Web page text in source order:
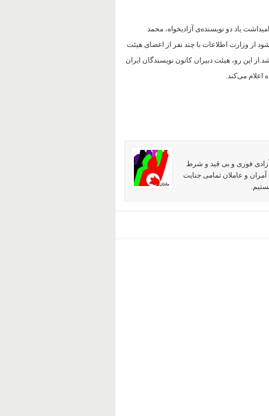
یاد دو نویسنده‌ی آزادیخواه، محمد
۳ بعد از ظهر، بر مزار آنها برگزار شود از وزارت اطلاعات با چند نفر از اعضای هیئت
این رو، هیئت دبیران کانون نویسندگان ایران
اعلام می‌کند.
آزادی فوری و بی قید و شرط
و عاملان تمامی جنایت